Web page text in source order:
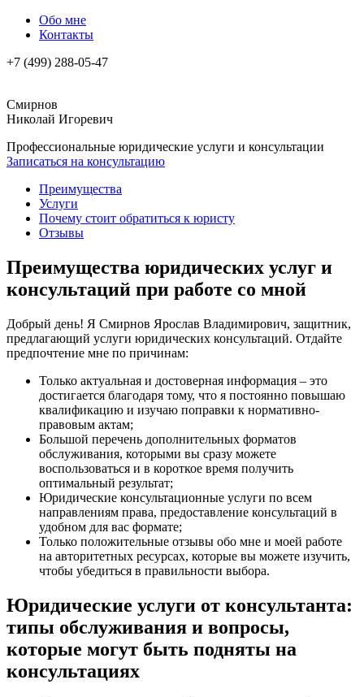
Обо мне
Контакты
+7 (499) 288-05-47
Смирнов
Николай Игоревич
Профессиональные юридические услуги и консультации
Записаться на консультацию
Преимущества
Услуги
Почему стоит обратиться к юристу
Отзывы
Преимущества юридических услуг и
консультаций при работе со мной
Добрый день! Я Смирнов Ярослав Владимирович, защитник,
предлагающий услуги юридических консультаций. Отдайте
предпочтение мне по причинам:
Только актуальная и достоверная информация – это
достигается благодаря тому, что я постоянно повышаю
квалификацию и изучаю поправки к нормативно-
правовым актам;
Большой перечень дополнительных форматов
обслуживания, которыми вы сразу можете
воспользоваться и в короткое время получить
оптимальный результат;
Юридические консультационные услуги по всем
направлениям права, предоставление консультаций в
удобном для вас формате;
Только положительные отзывы обо мне и моей работе
на авторитетных ресурсах, которые вы можете изучить,
чтобы убедиться в правильности выбора.
Юридические услуги от консультанта:
типы обслуживания и вопросы,
которые могут быть подняты на
консультациях